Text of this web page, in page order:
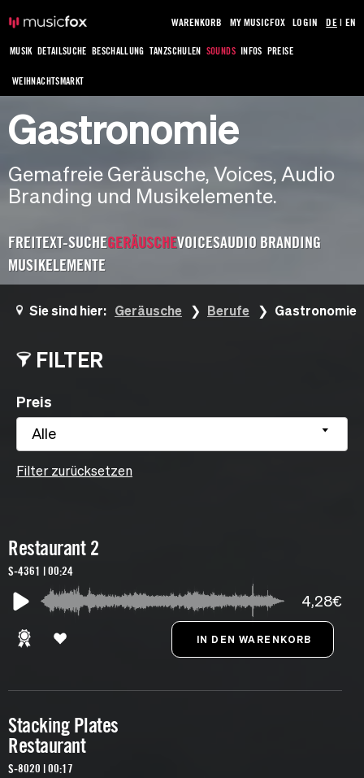
MUSIK DETAILSUCHE BESCHALLUNG TANZSCHULEN SOUNDS INFOS PREISE
WEIHNACHTSMARKT
WARENKORB MY MUSICFOX LOGIN DE| EN
Gastronomie
Gemafreie Geräusche, Voices, Audio
Branding und Musikelemente.
FREITEXT-SUCHEGERÄUSCHEVOICESAUDIO BRANDING
MUSIKELEMENTE
Sie sind hier: Geräusche Berufe Gastronomie
FILTER
Preis
Alle
Filter zurücksetzen
Restaurant 2
S-4361 | 00:24
4,28€
Stacking Plates
Restaurant
S-8020 | 00:17